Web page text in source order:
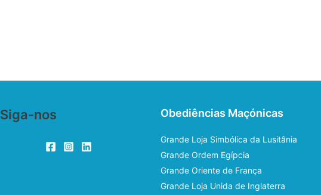
Siga-nos Obediências Maçónicas
Grande Loja Simbólica da Lusitânia
Grande Ordem Egípcia
Grande Oriente de França
Grande Loja Unida de Inglaterra